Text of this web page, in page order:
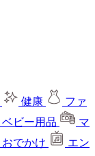
健康
ファ
ベビー用品
マ
おでかけ
エン